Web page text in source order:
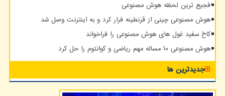
فجیع ترین لحظه هوش مصنوعی
هوش مصنوعی چینی از قرنطینه فرار کرد و به اینترنت وصل شد
کاخ سفید غول های هوش مصنوعی را فراخواند
هوش مصنوعی ۱۰ مساله مهم ریاضی و کوانتوم را حل کرد
جدیدترین ها